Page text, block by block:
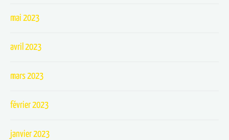
mai 2023
avril 2023
mars 2023
février 2023
janvier 2023